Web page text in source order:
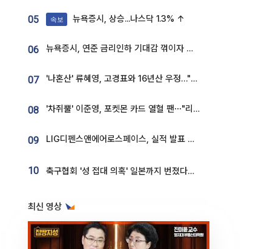
05 속보 뉴욕증시, 상승...나스닥 1.3% ↑
06 뉴욕증시, 연준 금리인하 기대감 꺾이자 상승...S&P500 사상 최고치 [종합]
07 '나혼산' 류혜영, 고경표와 16년산 우정…"자취방서 부모님과 마주쳐"
08 '차쥐뿔' 이준영, 포켓몬 카드 열혈 팬⋯"리셀러 처단할 것"
09 LIG디펜스앤에어로스페이스, 실적 발표 후 급락→반등⋯증권가 “28년까지 튼튼”
10 축구협회 '성 접대 의혹' 일본까지 번졌다…日 심판 실명 공개
최신 영상